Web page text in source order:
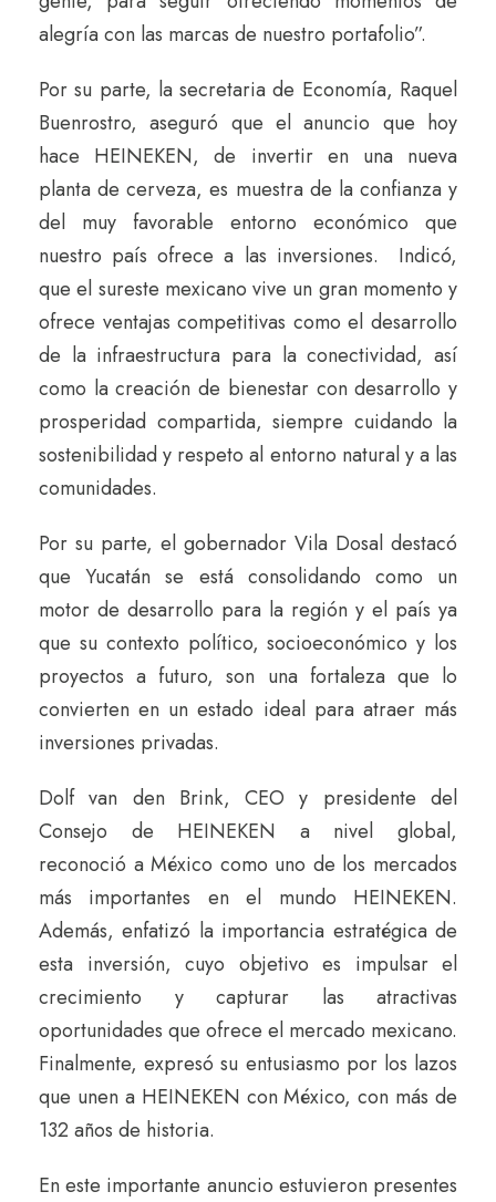
alegría con las marcas de nuestro portafolio”.
Por su parte, la secretaria de Economía, Raquel
Buenrostro, aseguró que el anuncio que hoy
hace HEINEKEN, de invertir en una nueva
planta de cerveza, es muestra de la confianza y
del muy favorable entorno económico que
nuestro país ofrece a las inversiones. Indicó,
que el sureste mexicano vive un gran momento y
ofrece ventajas competitivas como el desarrollo
de la infraestructura para la conectividad, así
como la creación de bienestar con desarrollo y
prosperidad compartida, siempre cuidando la
sostenibilidad y respeto al entorno natural y a las
comunidades.
Por su parte, el gobernador Vila Dosal destacó
que Yucatán se está consolidando como un
motor de desarrollo para la región y el país ya
que su contexto político, socioeconómico y los
proyectos a futuro, son una fortaleza que lo
convierten en un estado ideal para atraer más
inversiones privadas.
Dolf van den Brink, CEO y presidente del
Consejo de HEINEKEN a nivel global,
reconoció a México como uno de los mercados
más importantes en el mundo HEINEKEN.
Además, enfatizó la importancia estratégica de
esta inversión, cuyo objetivo es impulsar el
crecimiento y capturar las atractivas
oportunidades que ofrece el mercado mexicano.
Finalmente, expresó su entusiasmo por los lazos
que unen a HEINEKEN con México, con más de
132 años de historia.
En este importante anuncio estuvieron presentes